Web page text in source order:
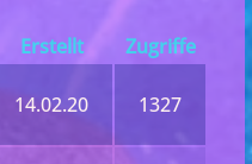
Erstellt
Zugriffe
14.02.20 1327